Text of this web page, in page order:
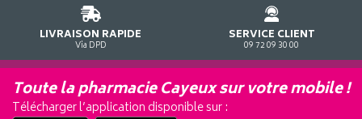
LIVRAISON RAPIDE
Via DPD
SERVICE CLIENT
09 72 09 30 00
Toute la pharmacie Cayeux sur votre mobile !
Télécharger l’application disponible sur :